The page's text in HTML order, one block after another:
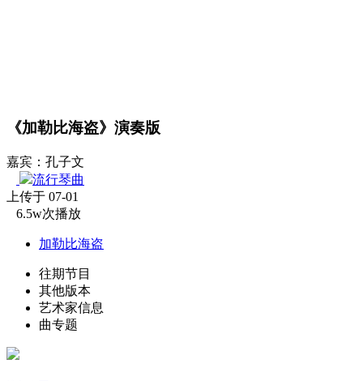
《加勒比海盗》演奏版
嘉宾：孔子文
流行琴曲
上传于 07-01
6.5w次播放
加勒比海盗
往期节目
其他版本
艺术家信息
曲专题